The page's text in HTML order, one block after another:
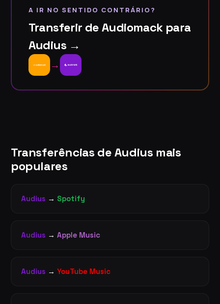
A IR NO SENTIDO CONTRÁRIO?
Transferir de Audiomack para
Audius →
→
Transferências de Audius mais
populares
Audius → Spotify
Audius → Apple Music
Audius → YouTube Music